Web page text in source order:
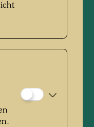
den
Tals